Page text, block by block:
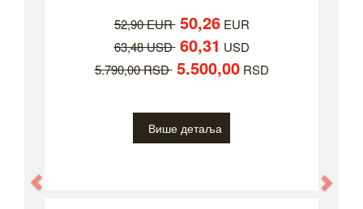
52,90 EUR 50,26EUR
63,48 USD 60,31 USD
5.790,00 RSD 5.500,00RSD
Више детаља